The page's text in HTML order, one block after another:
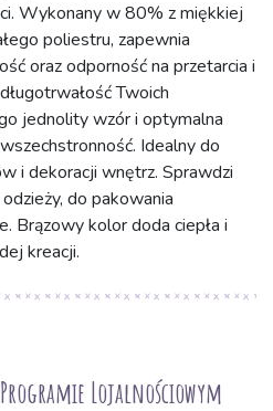
Wykonany w 80% z miękkiej
poliestru, zapewnia
oraz odporność na przetarcia i
Twoich
jednolity wzór i optymalna
Idealny do
i dekoracji wnętrz. Sprawdzi
do pakowania
Brązowy kolor doda ciepła i
kreacji.
Lojalnościowym